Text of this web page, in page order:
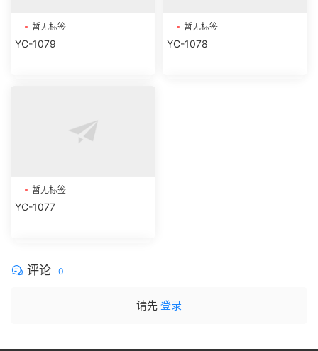
暂无标签
YC-1079
暂无标签
YC-1078
暂无标签
YC-1077
评论 0
请先 登录